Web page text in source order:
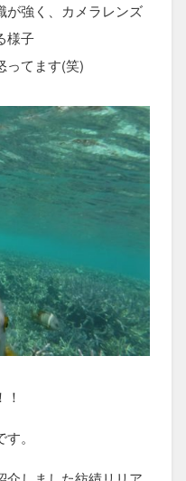
が強く、カメラレンズ
様子
ってます(笑)
。